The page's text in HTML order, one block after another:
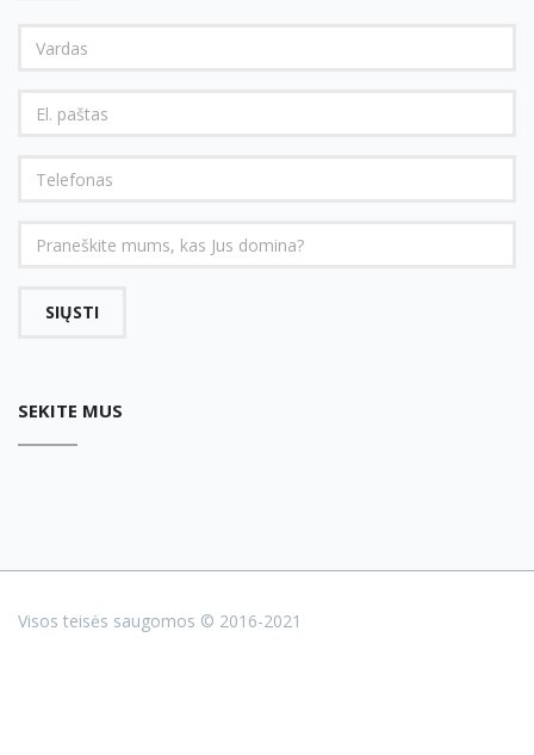
SIŲSTI
SEKITE MUS
Visos teisės saugomos © 2016-2021